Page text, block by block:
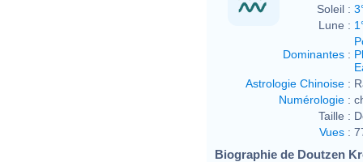
Soleil :
Lune :
Dominantes :
Astrologie Chinoise :
Numérologie :
Taille :
Vues :
Biographie de Doutzen